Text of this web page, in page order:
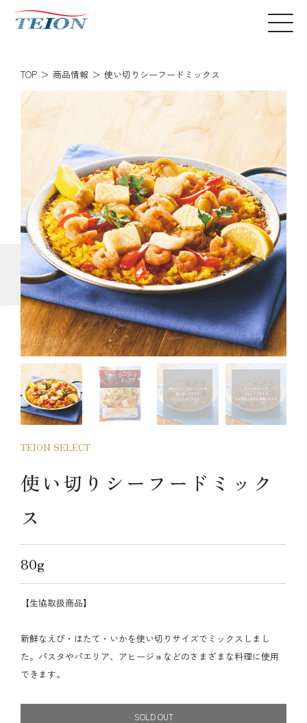
TOP 商品情報 使い切りシーフードミックス
TEION SELECT
使い切りシーフードミック
ス
80g
【生協取扱商品】
新鮮なえび・ほたて・いかを使い切りサイズでミックスしまし
た。パスタやパエリア、アヒージョなどのさまざまな料理に使用
できます。
SOLD OUT